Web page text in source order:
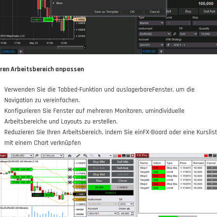
Arbeitsbereich anpassen
Verwenden Sie die Tabbed-Funktion und auslagerbareFenster, um die
Navigation zu vereinfachen.
Konfigurieren Sie Fenster auf mehreren Monitoren, umindividuelle
Arbeitsbereiche und Layouts zu erstellen.
Reduzieren Sie Ihren Arbeitsbereich, indem Sie einFX-Board oder eine
mit einem Chart verknüpfen